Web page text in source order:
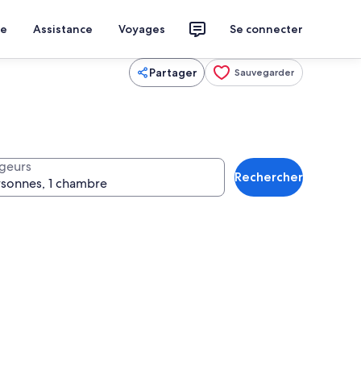
Assistance Voyages Se connecter
Partager Sauvegarder
Rechercher